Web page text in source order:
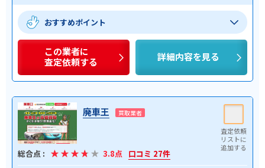
おすすめポイント
この業者に
査定依頼する
詳細内容を見る
廃車王 買取業者
総合点 : 3.8点 口コミ 27件